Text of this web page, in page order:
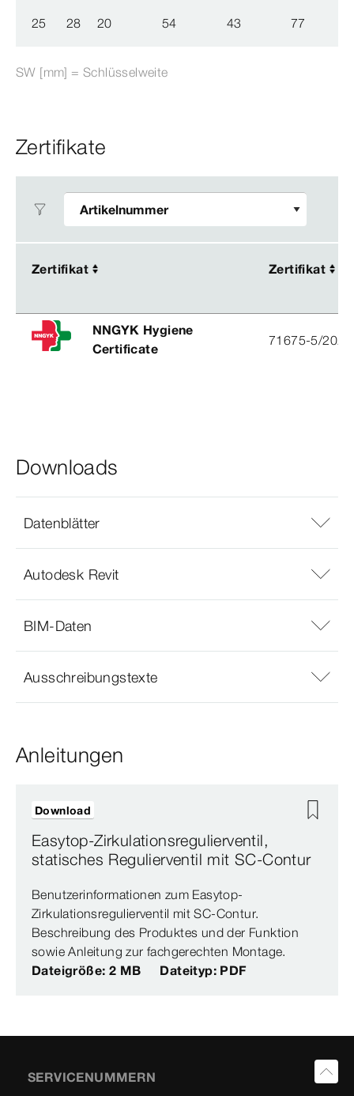
25 28 20 54 43 77
SW [mm] = Schlüsselweite
Zertifikate
Zertifikat Zertifikat
Zertifikat Zertifikat
NNGYK Hygiene
Certificate
71675-5/
Downloads
Datenblätter
Autodesk Revit
BIM-Daten
Ausschreibungstexte
Anleitungen
Easytop-Zirkulationsregulierventil,
statisches Regulierventil mit SC-Contur
Benutzerinformationen zum Easytop-
Zirkulationsregulierventil mit SC-Contur.
Beschreibung des Produktes und der Funktion
sowie Anleitung zur fachgerechten Montage.
Dateigröße: 2 MB
Dateityp: PDF
Download
SERVICENUMMERN